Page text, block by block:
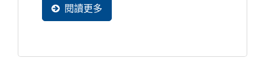
網站設計優化、系統設計優化，甚至
是...
閱讀更多